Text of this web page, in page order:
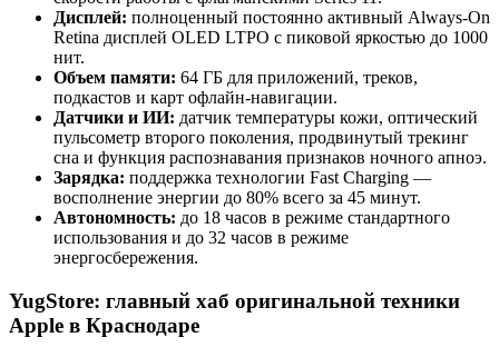
Дисплей: полноценный постоянно активный Always-On
Retina дисплей OLED LTPO с пиковой яркостью до 1000
нит.
Объем памяти: 64 ГБ для приложений, треков,
подкастов и карт офлайн-навигации.
Датчики и ИИ: датчик температуры кожи, оптический
пульсометр второго поколения, продвинутый трекинг
сна и функция распознавания признаков ночного апноэ.
Зарядка: поддержка технологии Fast Charging —
восполнение энергии до 80% всего за 45 минут.
Автономность: до 18 часов в режиме стандартного
использования и до 32 часов в режиме
энергосбережения.
YugStore: главный хаб оригинальной техники
Apple в Краснодаре